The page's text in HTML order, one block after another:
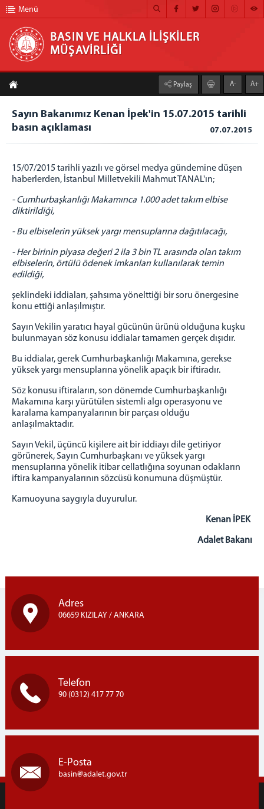
BASIN VE HALKLA İLİŞKİLER MÜŞAVİRLİĞİ
ANA SAYFA
MÜŞAVİRLİĞİMİZ
HABER ARŞİVİ
FOTOĞRAF ARŞİVİ
BÜLTEN
İLETİŞİM
Menü
BASIN VE HALKLA İLİŞKİLER
MÜŞAVİRLİĞİ
Paylaş A- A+
Sayın Bakanımız Kenan İpek'in 15.07.2015 tarihli
basın açıklaması
07.07.2015
15/07/2015 tarihli yazılı ve görsel medya gündemine düşen
haberlerden, İstanbul Milletvekili Mahmut TANAL'ın;
- Cumhurbaşkanlığı Makamınca 1.000 adet takım elbise
diktirildiği,
- Bu elbiselerin yüksek yargı mensuplarına dağıtılacağı,
- Her birinin piyasa değeri 2 ila 3 bin TL arasında olan takım
elbiselerin, örtülü ödenek imkanları kullanılarak temin
edildiği,
şeklindeki iddiaları, şahsıma yönelttiği bir soru önergesine
konu ettiği anlaşılmıştır.
Sayın Vekilin yaratıcı hayal gücünün ürünü olduğuna kuşku
bulunmayan söz konusu iddialar tamamen gerçek dışıdır.
Bu iddialar, gerek Cumhurbaşkanlığı Makamına, gerekse
yüksek yargı mensuplarına yönelik apaçık bir iftiradır.
Söz konusu iftiraların, son dönemde Cumhurbaşkanlığı
Makamına karşı yürütülen sistemli algı operasyonu ve
karalama kampanyalarının bir parçası olduğu
anlaşılmaktadır.
Sayın Vekil, üçüncü kişilere ait bir iddiayı dile getiriyor
görünerek, Sayın Cumhurbaşkanı ve yüksek yargı
mensuplarına yönelik itibar cellatlığına soyunan odakların
iftira kampanyalarının sözcüsü konumuna düşmüştür.
Kamuoyuna saygıyla duyurulur.
Kenan İPEK
Adalet Bakanı
Adres
06659 KIZILAY / ANKARA
Telefon
90 (0312) 417 77 70
E-Posta
basin adalet.gov.tr